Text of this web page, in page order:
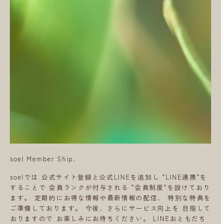
soel Member Ship.
soelでは 公式サイト登録と公式LINEを追加し "LINE連携"を
することで 会員ランクが付与される "会員制度"を設けており
ます。 定期的にお得な情報や最新情報の配信、 特別な特典を
ご準備しております。 今後、さらにサービス向上を 目指して
おりますので お楽しみにお待ちください。 LINEおともだち